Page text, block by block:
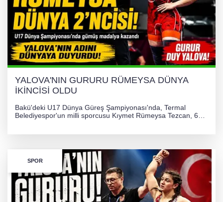
YALOVA'NIN GURURU RÜMEYSA DÜNYA
İKİNCİSİ OLDU
Bakü'deki U17 Dünya Güreş Şampiyonası'nda, Termal
Belediyespor'un milli sporcusu Kıymet Rümeysa Tezcan, 69
SPOR